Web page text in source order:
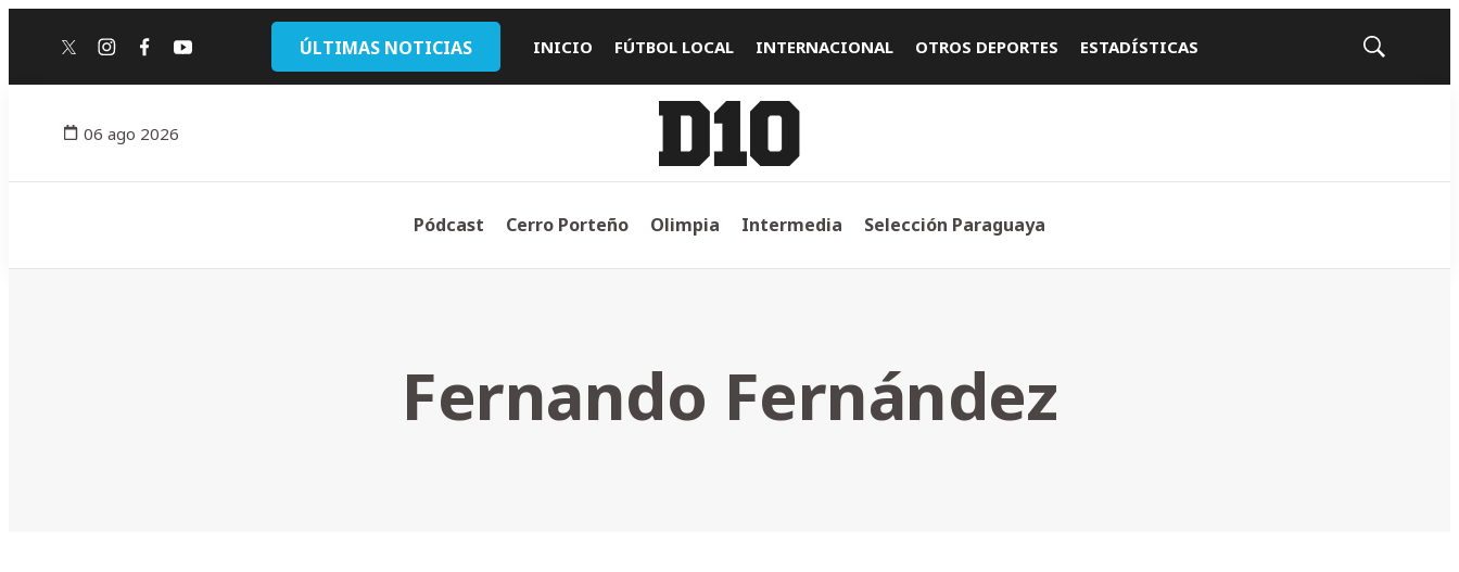
twitterinstagram
facebook
youtube ÚLTIMAS NOTICIAS INICIO FÚTBOL LOCAL INTERNACIONAL OTROS DEPORTES ESTADÍSTICAS
Mostrar
06 ago 2026
Pódcast Cerro Porteño Olimpia Intermedia Selección Paraguaya
Fernando Fernández